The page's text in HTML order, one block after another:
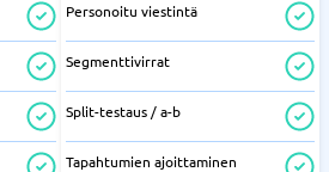
Personoitu viestintä
Segmenttivirrat
Split-testaus / a-b
Tapahtumien ajoittaminen